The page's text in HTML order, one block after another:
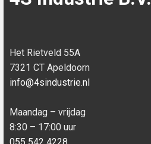
Het Rietveld 55A
7321 CT Apeldoorn
info@4sindustrie.nl
Maandag – vrijdag
8:30 – 17:00 uur